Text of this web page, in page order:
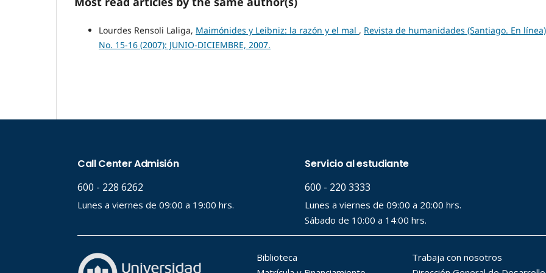
Lourdes Rensoli Laliga, Maimónides y Leibniz: la razón y el mal , Revista de humanidades (Santiago. En
No. 15-16 (2007): JUNIO-DICIEMBRE, 2007.